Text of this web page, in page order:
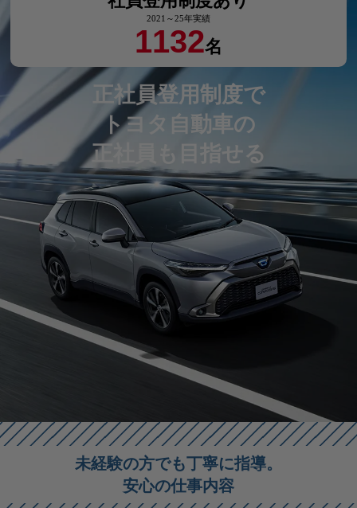
2021～25年実績
1132名
正社員登用制度で
トヨタ自動車の
正社員も目指せる
未経験の方でも丁寧に指導。
安心の仕事内容